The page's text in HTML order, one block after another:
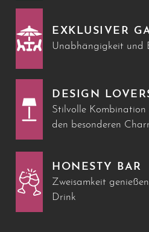
EXKLUSIVER
Unabhängigkeit und
DESIGN
Stilvolle
den besonderen
HONESTY BAR
Zweisamkeit
Drink